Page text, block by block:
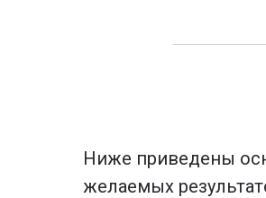
Ниже приведены
желаемых